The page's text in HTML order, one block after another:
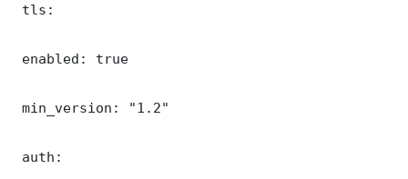
tls:
enabled: true
min_version: "1.2"
auth: